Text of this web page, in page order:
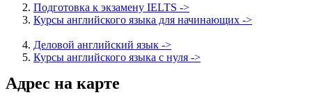
Подготовка к экзамену IELTS ->
Курсы английского языка для начинающих ->
Деловой английский язык ->
Курсы английского языка с нуля ->
Адрес на карте